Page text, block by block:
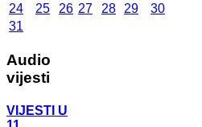
24
25 26 27 28 29
30
31
Audio
vijesti
VIJESTI U